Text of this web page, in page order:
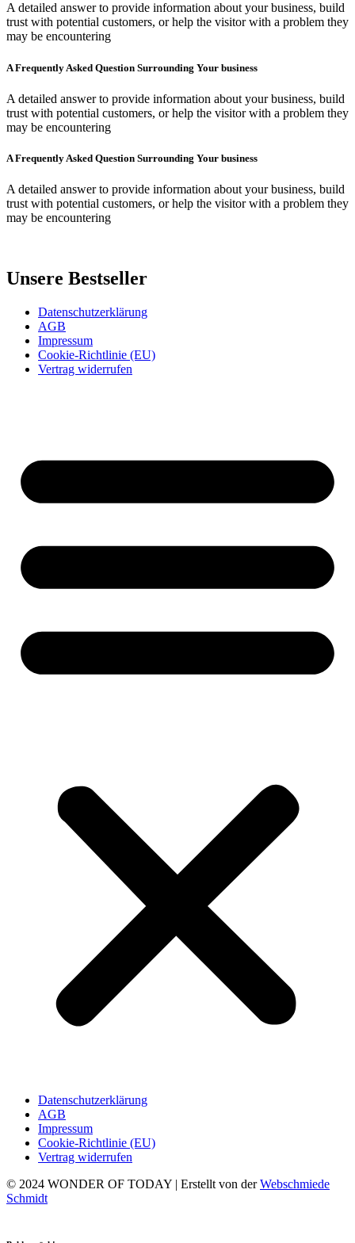
A detailed answer to provide information about your business, build
trust with potential customers, or help the visitor with a problem they
may be encountering
A Frequently Asked Question Surrounding Your business
A detailed answer to provide information about your business, build
trust with potential customers, or help the visitor with a problem they
may be encountering
A Frequently Asked Question Surrounding Your business
A detailed answer to provide information about your business, build
trust with potential customers, or help the visitor with a problem they
may be encountering
Unsere Bestseller
Datenschutzerklärung
AGB
Impressum
Cookie-Richtlinie (EU)
Vertrag widerrufen
Datenschutzerklärung
AGB
Impressum
Cookie-Richtlinie (EU)
Vertrag widerrufen
© 2024 WONDER OF TODAY | Erstellt von derWebschmiede
Schmidt